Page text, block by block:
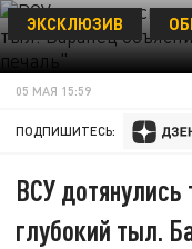
ЭКСКЛЮЗИВ
05 МАЯ 15:59
ПОДПИШИТЕСЬ:
ВСУ
глубокий тыл.